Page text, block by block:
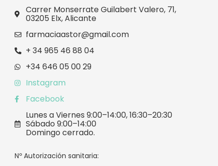
Carrer Monserrate Guilabert Valero, 71,
03205 Elx, Alicante
farmaciaastor@gmail.com
+ 34 965 46 88 04
+34 646 05 00 29
Instagram
Facebook
Lunes a Viernes 9:00–14:00, 16:30–20:30
Sábado 9:00–14:00
Domingo cerrado.
Nº Autorización sanitaria: